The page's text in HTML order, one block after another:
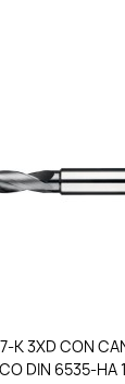
K 3XD CON
DIN 6535-HA